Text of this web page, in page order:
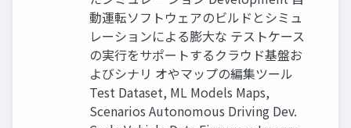
動運転ソフトウェアのビルドとシミュ
レーションによる膨大な テストケース
の実行をサポートするクラウド基盤お
よびシナリ オやマップの編集ツール
Test Dataset, ML Models Maps,
Scenarios Autonomous Driving Dev.